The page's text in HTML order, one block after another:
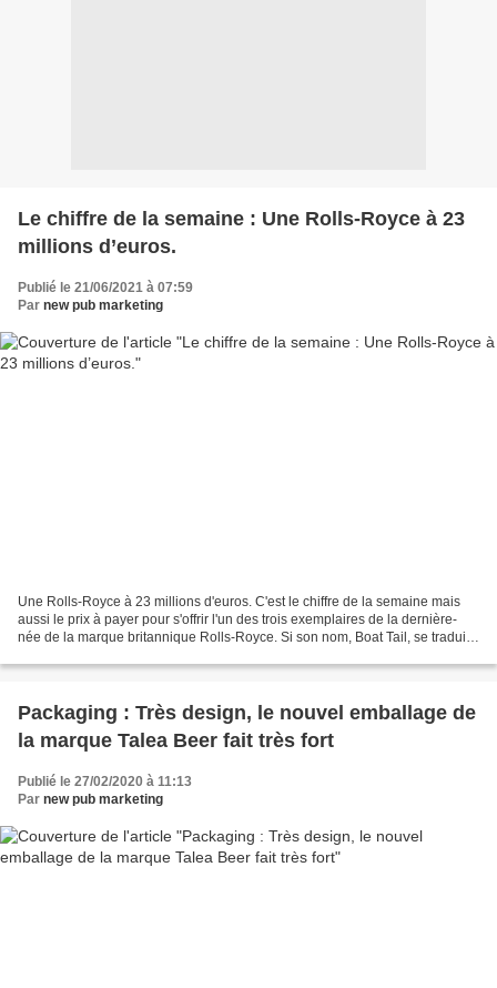
Le chiffre de la semaine : Une Rolls-Royce à 23
millions d’euros.
Publié le 21/06/2021 à 07:59
Par new pub marketing
Une Rolls-Royce à 23 millions d'euros. C'est le chiffre de la semaine mais
aussi le prix à payer pour s'offrir l'un des trois exemplaires de la dernière-
née de la marque britannique Rolls-Royce. Si son nom, Boat Tail, se traduit
Packaging : Très design, le nouvel emballage de
la marque Talea Beer fait très fort
Publié le 27/02/2020 à 11:13
Par new pub marketing